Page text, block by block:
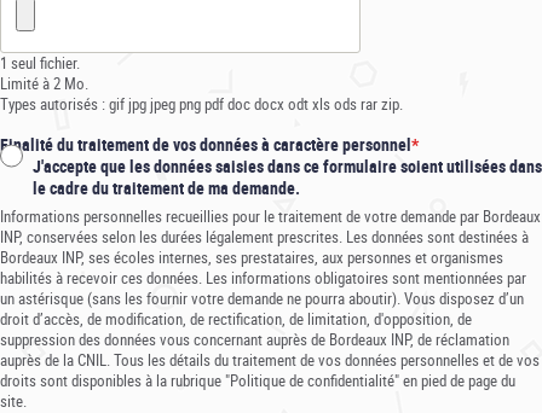
1 seul fichier.
Limité à 2 Mo.
Types autorisés : gif jpg jpeg png pdf doc docx odt xls ods rar zip.
Finalité du traitement de vos données à caractère personnel
J'accepte que les données saisies dans ce formulaire soient utilisées dans
le cadre du traitement de ma demande.
Informations personnelles recueillies pour le traitement de votre demande par Bordeaux
INP, conservées selon les durées légalement prescrites. Les données sont destinées à
Bordeaux INP, ses écoles internes, ses prestataires, aux personnes et organismes
habilités à recevoir ces données. Les informations obligatoires sont mentionnées par
un astérisque (sans les fournir votre demande ne pourra aboutir). Vous disposez d’un
droit d’accès, de modification, de rectification, de limitation, d'opposition, de
suppression des données vous concernant auprès de Bordeaux INP, de réclamation
auprès de la CNIL. Tous les détails du traitement de vos données personnelles et de vos
droits sont disponibles à la rubrique "Politique de confidentialité" en pied de page du
site.